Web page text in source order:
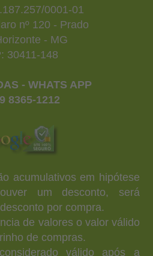
0001-01
nº 120 - Prado
- MG
30411-148
- WHATS APP
8365-1212
acumulativos em hipótese
um desconto, será
por compra.
de valores o valor válido
de compras.
válido após a